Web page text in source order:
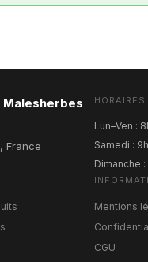
Malesherbes
France
HORAIRES
Lun–Ven :
Samedi :
Dimanche :
Mentions
CGU